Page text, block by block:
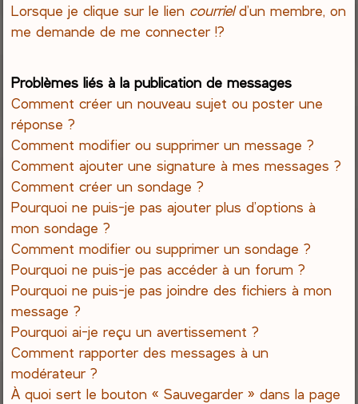
Lorsque je clique sur le lien courrield’un membre, on
me demande de me connecter !?
Problèmes liés à la publication de messages
Comment créer un nouveau sujet ou poster une
réponse ?
Comment modifier ou supprimer un message ?
Comment ajouter une signature à mes messages ?
Comment créer un sondage ?
Pourquoi ne puis-je pas ajouter plus d’options à
mon sondage ?
Comment modifier ou supprimer un sondage ?
Pourquoi ne puis-je pas accéder à un forum ?
Pourquoi ne puis-je pas joindre des fichiers à mon
message ?
Pourquoi ai-je reçu un avertissement ?
Comment rapporter des messages à un
modérateur ?
À quoi sert le bouton « Sauvegarder » dans la page